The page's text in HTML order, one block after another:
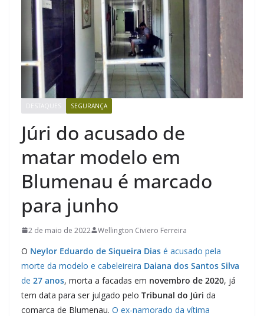
DESTAQUES SEGURANÇA
Júri do acusado de
matar modelo em
Blumenau é marcado
para junho
2 de maio de 2022 Wellington Civiero Ferreira
O Neylor Eduardo de Siqueira Dias é acusado pela
morte da modelo e cabeleireira Daiana dos Santos Silva
de 27 anos, morta a facadas em novembro de 2020, já
tem data para ser julgado pelo Tribunal do Júri da
comarca de Blumenau. O ex-namorado da vítima